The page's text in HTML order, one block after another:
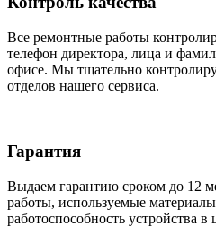
Все ремонтные работы
телефон директора, лица и
офисе. Мы тщательно
отделов нашего сервиса.
Гарантия
Выдаем гарантию сроком до 12
работы, используемые
работоспособность устройства в